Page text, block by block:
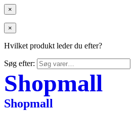
×
×
Hvilket produkt leder du efter?
Søg efter:
Shopmall
Shopmall